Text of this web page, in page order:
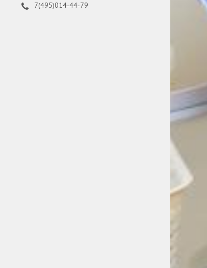
7(495)014-44-79